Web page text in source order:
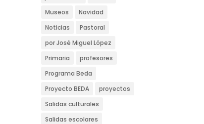
Museos
Navidad
Noticias
Pastoral
por José Miguel López
Primaria
profesores
Programa Beda
Proyecto BEDA
proyectos
Salidas culturales
Salidas escolares